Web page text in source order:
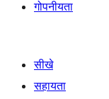
गोपनीयता
सीखे
सहायता